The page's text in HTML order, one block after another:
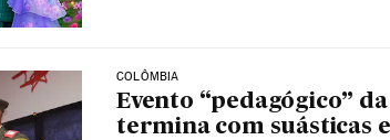
COLÔMBIA
Evento “pedagógico”
termina com suásticas